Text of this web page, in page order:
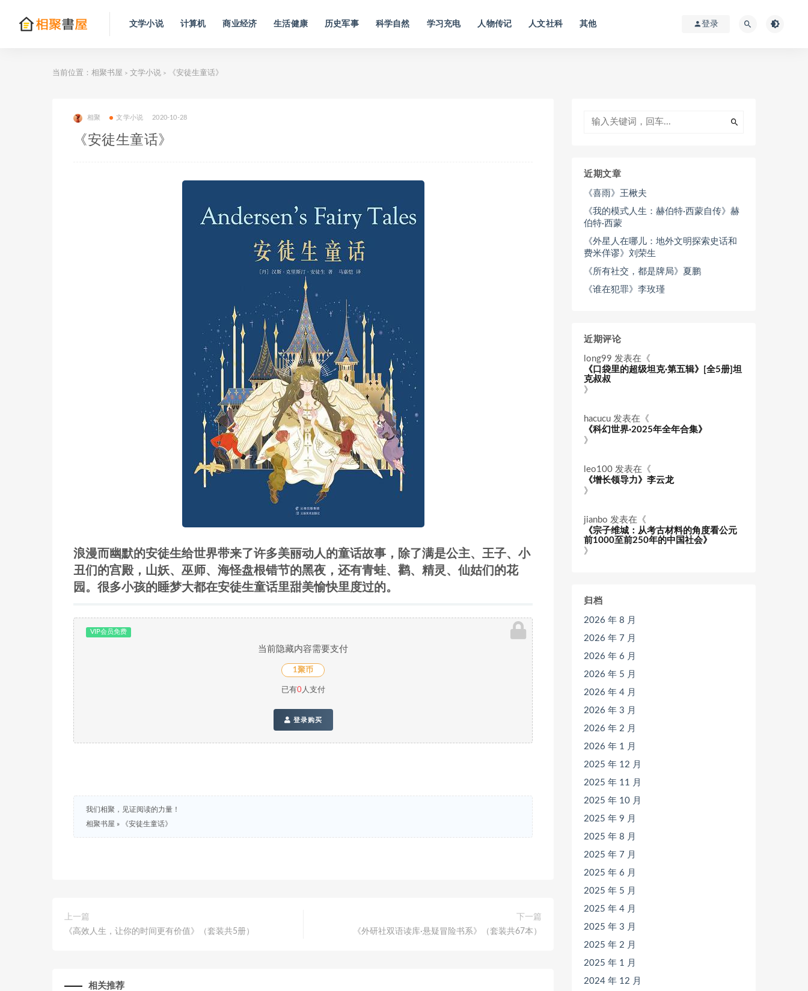
文学小说 计算机 商业经济 生活健康 历史军事 科学自然 学习充电 人物传记 人文社科 其他 登录
当前位置： 相聚书屋 > 文学小说 > 《安徒生童话》
相聚 文学小说 2020-10-28
《安徒生童话》
浪漫而幽默的安徒生给世界带来了许多美丽动人的童话故事，除了满是公主、王子、小
丑们的宫殿，山妖、巫师、海怪盘根错节的黑夜，还有青蛙、鹳、精灵、仙姑们的花
园。很多小孩的睡梦大都在安徒生童话里甜美愉快里度过的。
VIP会员免费
当前隐藏内容需要支付
1聚币
已有0人支付
登录购买
我们相聚，见证阅读的力量！
相聚书屋 » 《安徒生童话》
上一篇
《高效人生，让你的时间更有价值》（套装共5册）
下一篇
《外研社双语读库·悬疑冒险书系》（套装共67本）
相关推荐
近期文章
《喜雨》王楸夫
《我的模式人生：赫伯特·西蒙自传》赫
伯特·西蒙
《外星人在哪儿：地外文明探索史话和
费米佯谬》刘荣生
《所有社交，都是牌局》夏鹏
《谁在犯罪》李玫瑾
近期评论
long99 发表在《
《口袋里的超级坦克·第五辑》[全5册]坦
克叔叔
》
hacucu 发表在《
《科幻世界·2025年全年合集》
》
leo100 发表在《
《增长领导力》李云龙
》
jianbo 发表在《
《宗子维城：从考古材料的角度看公元
前1000至前250年的中国社会》
》
归档
2026 年 8 月
2026 年 7 月
2026 年 6 月
2026 年 5 月
2026 年 4 月
2026 年 3 月
2026 年 2 月
2026 年 1 月
2025 年 12 月
2025 年 11 月
2025 年 10 月
2025 年 9 月
2025 年 8 月
2025 年 7 月
2025 年 6 月
2025 年 5 月
2025 年 4 月
2025 年 3 月
2025 年 2 月
2025 年 1 月
2024 年 12 月